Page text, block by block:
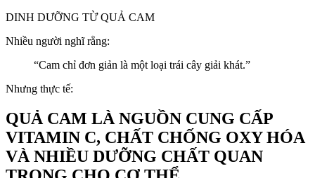
DINH DƯỠNG TỪ QUẢ CAM
Nhiều người nghĩ rằng:
“Cam chỉ đơn giản là một loại trái cây giải khát.”
Nhưng thực tế:
QUẢ CAM LÀ NGUỒN CUNG CẤP
VITAMIN C, CHẤT CHỐNG OXY HÓA
VÀ NHIỀU DƯỠNG CHẤT QUAN